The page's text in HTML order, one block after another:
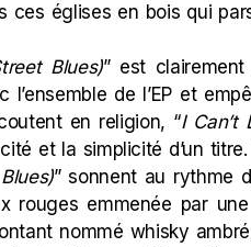
ces églises en bois qui
Blues)” est
l’ensemble de l’EP et
en religion, “I Can’t
et la simplicité d’un
” sonnent au rythme
rouges emmenée par
nommé whisky